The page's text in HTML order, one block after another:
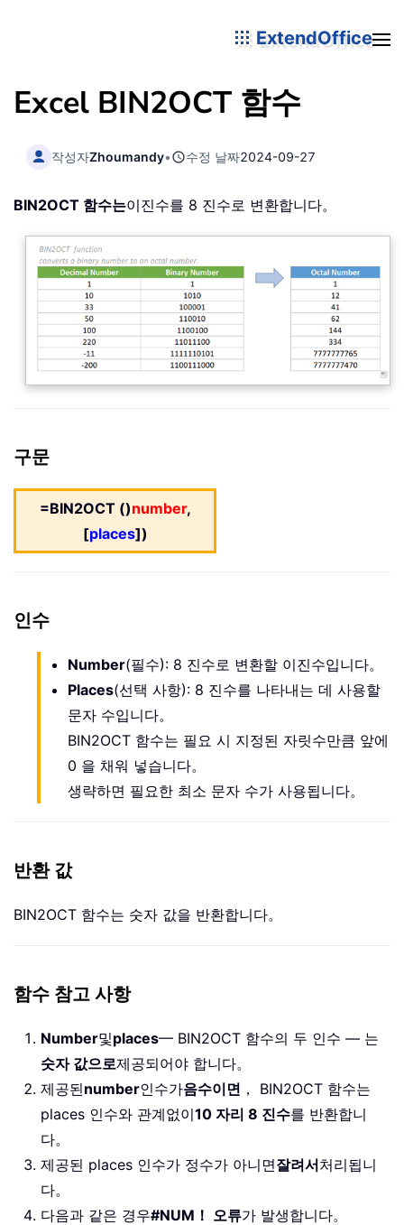
ExtendOffice
Excel BIN2OCT 함수
작성자Zhoumandy• 수정 날짜2024-09-27
BIN2OCT 함수는이진수를 8 진수로 변환합니다。
구문
=BIN2OCT ()number,
[places])
인수
Number(필수): 8 진수로 변환할 이진수입니다。
Places(선택 사항): 8 진수를 나타내는 데 사용할
문자 수입니다。
BIN2OCT 함수는 필요 시 지정된 자릿수만큼 앞에
0 을 채워 넣습니다。
생략하면 필요한 최소 문자 수가 사용됩니다。
반환 값
BIN2OCT 함수는 숫자 값을 반환합니다。
함수 참고 사항
Number및places— BIN2OCT 함수의 두 인수 — 는
숫자 값으로제공되어야 합니다。
제공된number인수가음수이면 ， BIN2OCT 함수는
places 인수와 관계없이10 자리 8 진수를 반환합니
다。
제공된 places 인수가 정수가 아니면잘려서처리됩니
다。
다음과 같은 경우#NUM！ 오류가 발생합니다。